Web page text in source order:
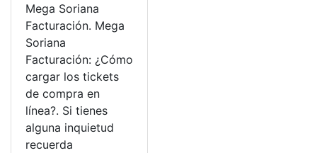
Mega Soriana
Facturación. Mega
Soriana
Facturación: ¿Cómo
cargar los tickets
de compra en
línea?. Si tienes
alguna inquietud
recuerda